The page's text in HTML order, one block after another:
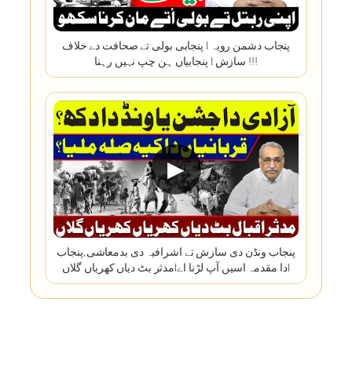
پنجاب دشمن رویہ | پنجابی بولی تے صحافت دے خلاف
سازش | پنجابیاں ہن چپ نہیں رہنا !!!
▶
پنجاب ونڈن دی سازش تے اشرافیہ دی بدمعاشی,پنجاب
دا مقدمہ اسیں آپ لڑنا اے|مدثر بٹ دیاں کھریاں گلاں|